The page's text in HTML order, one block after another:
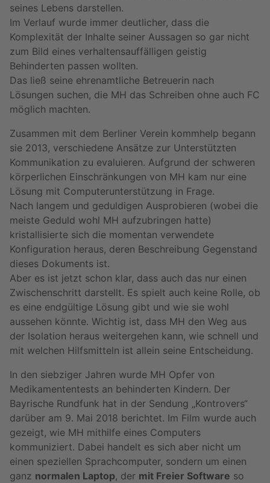
seines Lebens darstellen.
Im Verlauf wurde immer deutlicher, dass die
Komplexität der Inhalte seiner Aussagen so gar nicht
zum Bild eines verhaltensauffälligen geistig
Behinderten passen wollten.
Das ließ seine ehrenamtliche Betreuerin nach
Lösungen suchen, die MH das Schreiben ohne auch FC
möglich machten.
Zusammen mit dem Berliner Verein kommhelp begann
sie 2013, verschiedene Ansätze zur Unterstützten
Kommunikation zu evaluieren. Aufgrund der schweren
körperlichen Einschränkungen von MH kam nur eine
Lösung mit Computerunterstützung in Frage.
Nach langem und geduldigen Ausprobieren (wobei die
meiste Geduld wohl MH aufzubringen hatte)
kristallisierte sich die momentan verwendete
Konfiguration heraus, deren Beschreibung Gegenstand
dieses Dokuments ist.
Aber es ist jetzt schon klar, dass auch das nur einen
Zwischenschritt darstellt. Es spielt auch keine Rolle, ob
es eine endgültige Lösung gibt und wie sie wohl
aussehen könnte. Wichtig ist, dass MH den Weg aus
der Isolation heraus weitergehen kann, wie schnell und
mit welchen Hilfsmitteln ist allein seine Entscheidung.
In den siebziger Jahren wurde MH Opfer von
Medikamententests an behinderten Kindern. Der
Bayrische Rundfunk hat in der Sendung „Kontrovers“
darüber am 9. Mai 2018 berichtet. Im Film wurde auch
gezeigt, wie MH mithilfe eines Computers
kommuniziert. Dabei handelt es sich aber nicht um
einen speziellen Sprachcomputer, sondern um einen
ganz normalen Laptop, der mit Freier Software so